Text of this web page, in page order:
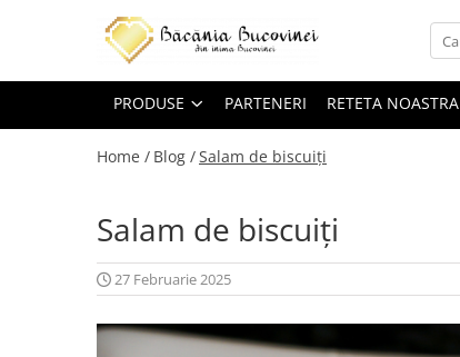
PRODUSE PARTENERI RETETA NOASTRA
Home / Blog /Salam de biscuiți
Salam de biscuiți
27 Februarie 2025